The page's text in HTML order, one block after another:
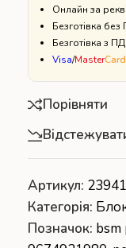
Онлайн за
Безготівка
Безготівка з
Visa/MasterCard
Порівняти
Артикул:
Категорія:
Позначок: